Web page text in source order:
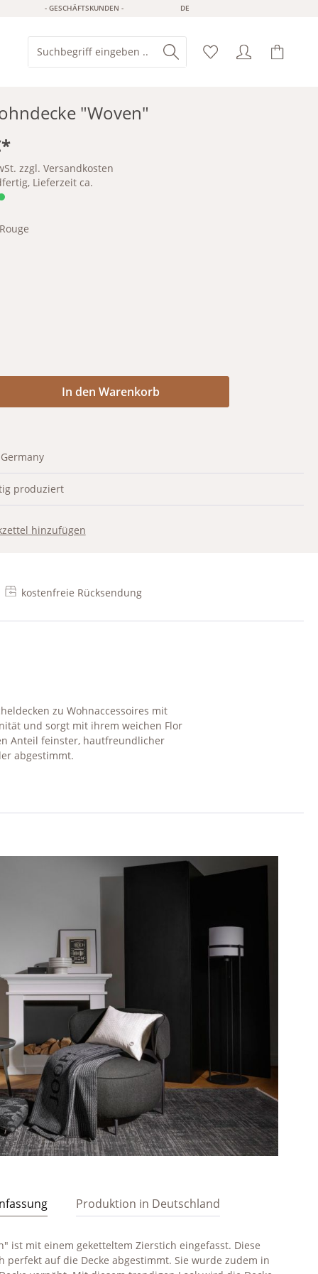
- GESCHÄFTSKUNDEN - DE
"Woven"
zzgl. Versandkosten
Lieferzeit ca.
Rouge
Anzahl: Gib den gewünschten Wert
In den Warenkorb
produziert
hinzufügen
kostenfreie Rücksendung
zu Wohnaccessoires mit
und sorgt mit ihrem weichen Flor
Anteil feinster, hautfreundlicher
abgestimmt.
Produktion in Deutschland
ist mit einem geketteltem Zierstich eingefasst. Diese
perfekt auf die Decke abgestimmt. Sie wurde zudem in